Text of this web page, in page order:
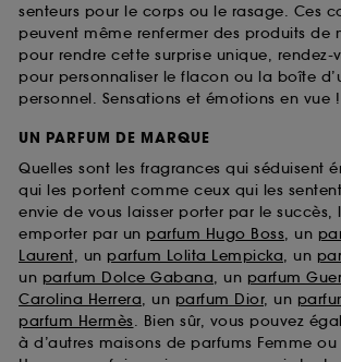
senteurs pour le corps ou le rasage. Ces
peuvent même renfermer des produits de
pour rendre cette surprise unique, rendez-
pour personnaliser le flacon ou la boîte
personnel. Sensations et émotions en vue !
UN PARFUM DE MARQUE
Quelles sont les fragrances qui séduisent
qui les portent comme ceux qui les
envie de vous laisser porter par le succès,
emporter par un parfum Hugo Boss, un
Laurent, un parfum Lolita Lempicka, un
un parfum Dolce Gabana, un parfum
Carolina Herrera, un parfum Dior, un
parfum Hermès. Bien sûr, vous pouvez
à d’autres maisons de parfums Femme